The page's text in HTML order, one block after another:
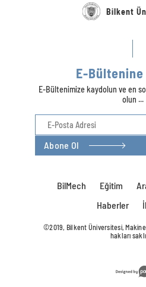
Bilkent
E-Bültenine
E-Bültenimize kaydolun ve en
olun ...
Abone Ol
BilMech Eğitim
Haberler
©2019, Bilkent Üniversitesi,
hakları